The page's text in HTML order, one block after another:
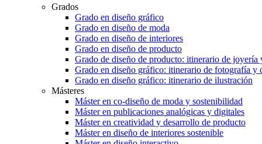
Grados
Grado en diseño gráfico
Grado en diseño de moda
Grado en diseño de interiores
Grado en diseño de producto
Grado de diseño de producto: itinerario de joyería
Grado en diseño gráfico: itinerario de fotografía y
Grado en diseño gráfico: itinerario de ilustración
Másteres
Máster en co-diseño de moda y sostenibilidad
Máster en publicaciones analógicas y digitales
Máster en creatividad y desarrollo de producto
Máster en diseño de interiores sostenible